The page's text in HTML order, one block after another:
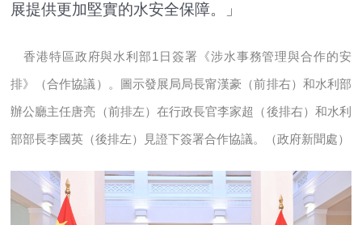
展提供更加堅實的水安全保障。」
香港特區政府與水利部1日簽署《涉水事務管理與合作的安
排》（合作協議）。圖示發展局局長甯漢豪（前排右）和水利部
辦公廳主任唐亮（前排左）在行政長官李家超（後排右）和水利
部部長李國英（後排左）見證下簽署合作協議。（政府新聞處）